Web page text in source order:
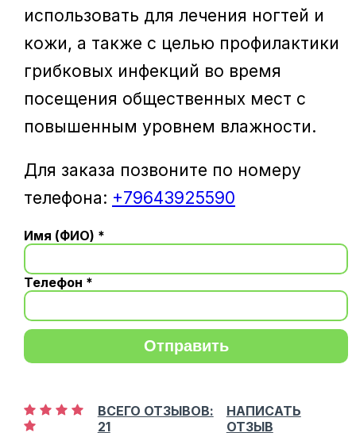
использовать для лечения ногтей и
кожи, а также с целью профилактики
грибковых инфекций во время
посещения общественных мест с
повышенным уровнем влажности.
Для заказа позвоните по номеру
телефона: +79643925590
Имя (ФИО) *
Телефон *
Отправить
ВСЕГО ОТЗЫВОВ:
21
НАПИСАТЬ
ОТЗЫВ